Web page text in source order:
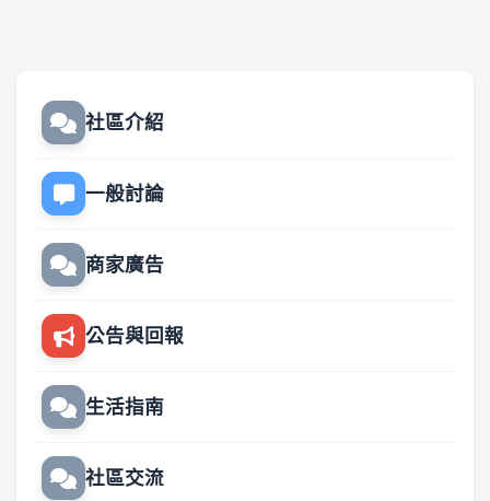
社區介紹
一般討論
商家廣告
公告與回報
生活指南
社區交流